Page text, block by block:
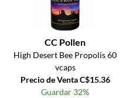
CC Pollen
High Desert Bee Propolis 60
vcaps
Precio de Venta C$15.36
Guardar 32%